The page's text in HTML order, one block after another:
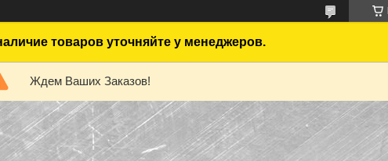
товаров уточняйте у менеджеров.
Ждем Ваших Заказов!